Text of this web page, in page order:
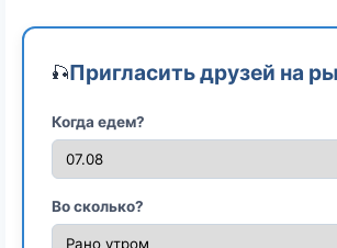
🎣Пригласить друзей на
Когда едем?
Во сколько?